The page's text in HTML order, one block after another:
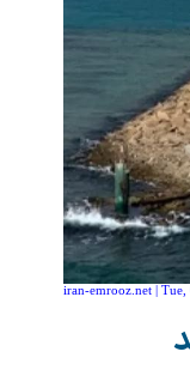
iran-emrooz.net |